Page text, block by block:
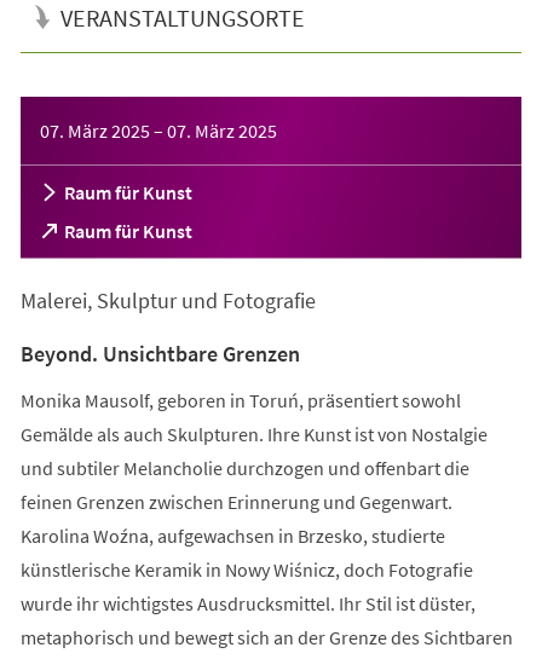
VERANSTALTUNGSORTE
07. März 2025– 07. März 2025
Raum für Kunst
Raum für Kunst
(Öffnet
in
neuen
Malerei, Skulptur und Fotografie
Beyond. Unsichtbare Grenzen
Monika Mausolf, geboren in Toruń, präsentiert sowohl
Gemälde als auch Skulpturen. Ihre Kunst ist von Nostalgie
und subtiler Melancholie durchzogen und offenbart die
feinen Grenzen zwischen Erinnerung und Gegenwart.
Karolina Woźna, aufgewachsen in Brzesko, studierte
künstlerische Keramik in Nowy Wiśnicz, doch Fotografie
wurde ihr wichtigstes Ausdrucksmittel. Ihr Stil ist düster,
metaphorisch und bewegt sich an der Grenze des Sichtbaren